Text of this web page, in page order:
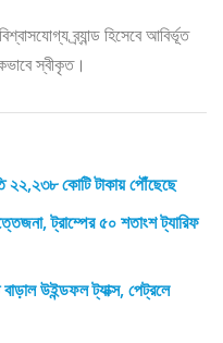
ব্র্যান্ড হিসেবে আবির্ভূত
স্বীকৃত।
২২,২৩৮ কোটি টাকায় পৌঁছেছে
ট্রাম্পের ৫০ শতাংশ ট্যারিফ
উইন্ডফল ট্যাক্স, পেট্রলে